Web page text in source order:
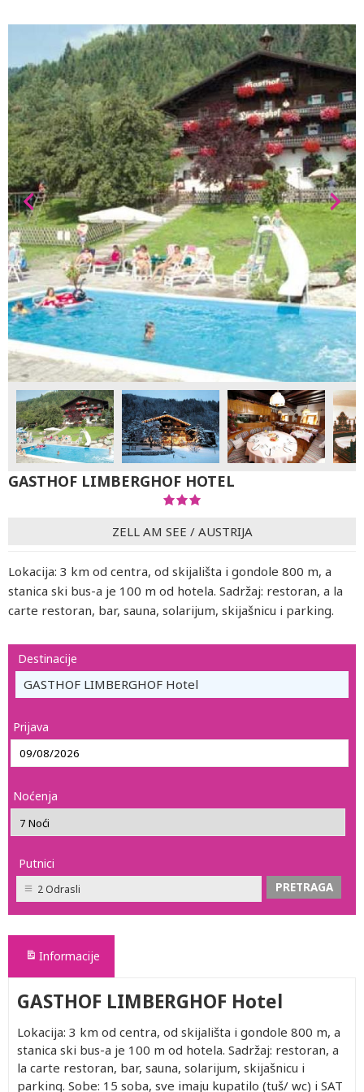
GASTHOF LIMBERGHOF HOTEL
ZELL AM SEE / AUSTRIJA
Lokacija: 3 km od centra, od skijališta i gondole 800 m, a
stanica ski bus-a je 100 m od hotela. Sadržaj: restoran, a la
carte restoran, bar, sauna, solarijum, skijašnicu i parking.
Destinacije
GASTHOF LIMBERGHOF Hotel
Prijava
Noćenja
Putnici
2 Odrasli
Informacije
GASTHOF LIMBERGHOF Hotel
Lokacija: 3 km od centra, od skijališta i gondole 800 m, a
stanica ski bus-a je 100 m od hotela. Sadržaj: restoran, a
la carte restoran, bar, sauna, solarijum, skijašnicu i
parking. Sobe: 15 soba, sve imaju kupatilo (tuš/ wc) i SAT